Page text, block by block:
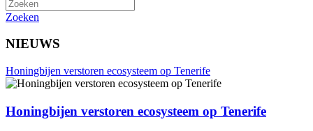
Zoeken
NIEUWS
Honingbijen verstoren ecosysteem op Tenerife
Honingbijen verstoren ecosysteem op Tenerife